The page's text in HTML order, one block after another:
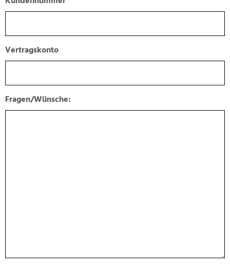
Vertragskonto
Fragen/Wünsche: